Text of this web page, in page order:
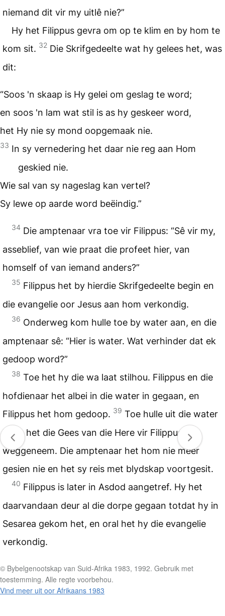
niemand dit vir my uitlê nie?”
Hy het Filippus gevra om op te klim en by hom te
kom sit. 32 Die Skrifgedeelte wat hy gelees het, was
dit:
“Soos 'n skaap is Hy gelei om geslag te word;
en soos 'n lam wat stil is as hy geskeer word,
het Hy nie sy mond oopgemaak nie.
33 In sy vernedering het daar nie reg aan Hom
geskied nie.
Wie sal van sy nageslag kan vertel?
Sy lewe op aarde word beëindig.”
34 Die amptenaar vra toe vir Filippus: “Sê vir my,
asseblief, van wie praat die profeet hier, van
homself of van iemand anders?”
35 Filippus het by hierdie Skrifgedeelte begin en
die evangelie oor Jesus aan hom verkondig.
36 Onderweg kom hulle toe by water aan, en die
amptenaar sê: “Hier is water. Wat verhinder dat ek
gedoop word?”
38 Toe het hy die wa laat stilhou. Filippus en die
hofdienaar het albei in die water in gegaan, en
Filippus het hom gedoop. 39 Toe hulle uit die water
kom, het die Gees van die Here vir Filippus
weggeneem. Die amptenaar het hom nie meer
gesien nie en het sy reis met blydskap voortgesit.
40 Filippus is later in Asdod aangetref. Hy het
daarvandaan deur al die dorpe gegaan totdat hy in
Sesarea gekom het, en oral het hy die evangelie
verkondig.
© Bybelgenootskap van Suid-Afrika 1983, 1992. Gebruik met
toestemming. Alle regte voorbehou.
Vind meer uit oor Afrikaans 1983